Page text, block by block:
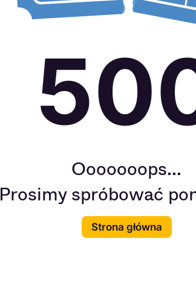
Ooooooops...
Prosimy spróbować
Strona główna